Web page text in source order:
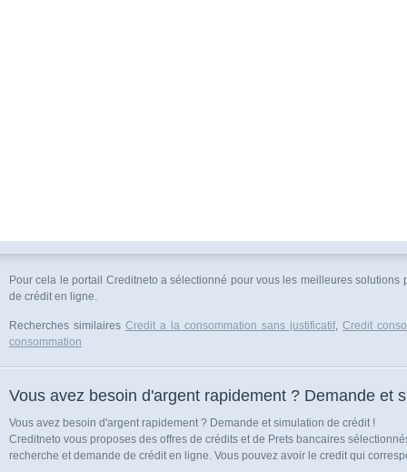
Pour cela le portail Creditneto a sélectionné pour vous les meilleures
de crédit en ligne.
Recherches similaires Credit a la consommation sans justificatif, Credit conso
consommation
Vous avez besoin d'argent rapidement ? Demande et
Vous avez besoin d'argent rapidement ? Demande et simulation de crédit !
Creditneto vous proposes des offres de crédits et de Prets bancaires
recherche et demande de crédit en ligne. Vous pouvez avoir le credit qui